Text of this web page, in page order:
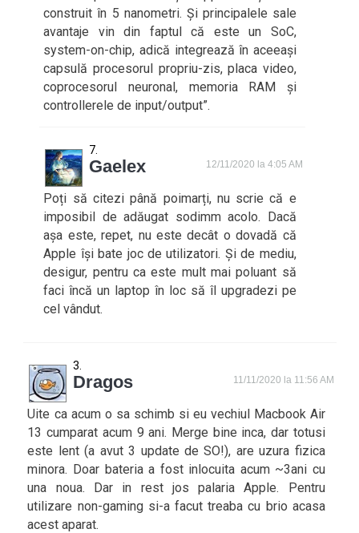
construit în 5 nanometri. Și principalele sale
avantaje vin din faptul că este un SoC,
system-on-chip, adică integrează în aceeași
capsulă procesorul propriu-zis, placa video,
coprocesorul neuronal, memoria RAM și
controllerele de input/output”.
Gaelex 12/11/2020 la 4:05 AM
Poți să citezi până poimarți, nu scrie că e
imposibil de adăugat sodimm acolo. Dacă
așa este, repet, nu este decât o dovadă că
Apple își bate joc de utilizatori. Și de mediu,
desigur, pentru ca este mult mai poluant să
faci încă un laptop în loc să îl upgradezi pe
cel vândut.
Dragos 11/11/2020 la 11:56 AM
Uite ca acum o sa schimb si eu vechiul Macbook Air
13 cumparat acum 9 ani. Merge bine inca, dar totusi
este lent (a avut 3 update de SO!), are uzura fizica
minora. Doar bateria a fost inlocuita acum ~3ani cu
una noua. Dar in rest jos palaria Apple. Pentru
utilizare non-gaming si-a facut treaba cu brio acasa
acest aparat.